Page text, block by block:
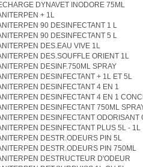
DYNAVET INODORE 75ML
+ 1L
90 DESINFECTANT 1 L
90 DESINFECTANT 5 L
DES.EAU VIVE 1L
DES.SOUFFLE ORIENT 1L
DESINF.750ML SPRAY
DESINFECTANT + 1L ET 5L
DESINFECTANT 4 EN 1
DESINFECTANT 4 EN 1
DESINFECTANT 750ML
DESINFECTANT ODORISANT
DESINFECTANT PLUS 5L - 1L
DESTR.ODEURS PIN 5L
DESTR.ODEURS PIN 750ML
DESTRUCTEUR D'ODEUR